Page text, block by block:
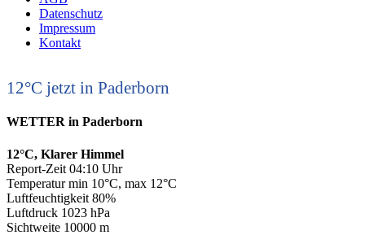
Datenschutz
Impressum
Kontakt
12°C jetzt in Paderborn
WETTER in Paderborn
12°C, Klarer Himmel
Report-Zeit 04:10 Uhr
Temperatur min 10°C, max 12°C
Luftfeuchtigkeit 80%
Luftdruck 1023 hPa
Sichtweite 10000 m